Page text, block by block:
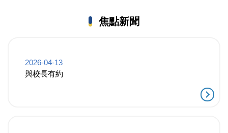
焦點新聞
2026-04-13
與校長有約